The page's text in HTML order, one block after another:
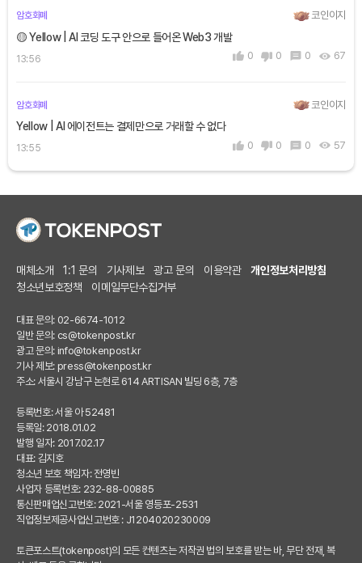
암호화폐 코인이지
🟡 Yellow | AI 코딩 도구 안으로 들어온 Web3 개발
13:56 0 0 0 67
암호화폐 코인이지
Yellow | AI 에이전트는 결제만으로 거래할 수 없다
13:55 0 0 0 57
매체소개 1:1 문의 기사제보 광고 문의 이용약관
개인정보처리방침
청소년보호정책
이메일무단수집거부
대표 문의: 02-6674-1012
일반 문의: cs@tokenpost.kr
광고 문의: info@tokenpost.kr
기사 제보: press@tokenpost.kr
주소: 서울시 강남구 논현로 614 ARTISAN 빌딩 6층, 7층
등록번호: 서울 아 52481
등록일: 2018.01.02
발행 일자: 2017.02.17
대표: 김지호
청소년 보호 책임자: 전영빈
사업자 등록번호: 232-88-00885
통신판매업신고번호: 2021-서울 영등포-2531
직업정보제공사업신고번호 : J1204020230009
토큰포스트(tokenpost)의 모든 컨텐츠는 저작권 법의 보호를 받는 바, 무단 전재, 복